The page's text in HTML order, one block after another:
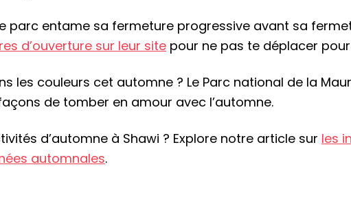
parc entame sa fermeture progressive avant sa
d’ouverture sur leur site pour ne pas te déplacer
les couleurs cet automne ? Le Parc national de la
de tomber en amour avec l’automne.
d’automne à Shawi ? Explore notre article sur les
automnales.